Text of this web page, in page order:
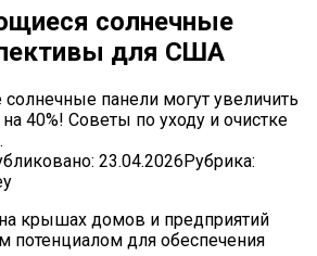
солнечные
для США
солнечные панели могут увеличить
40%! Советы по уходу и очистке
23.04.2026Рубрика:
крышах домов и предприятий
потенциалом для обеспечения